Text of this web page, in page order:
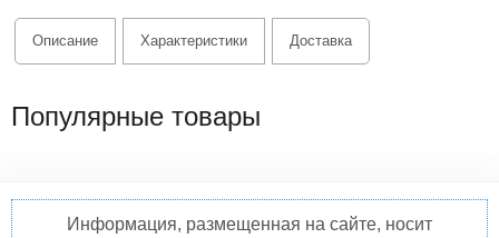
Описание Характеристики Доставка
Популярные товары
Информация, размещенная на сайте, носит